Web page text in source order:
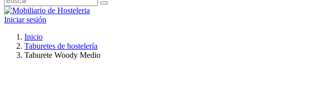
Iniciar sesión
Inicio
Taburetes de hostelería
Taburete Woody Medio